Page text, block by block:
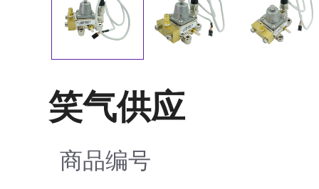
笑气供应
商品编号